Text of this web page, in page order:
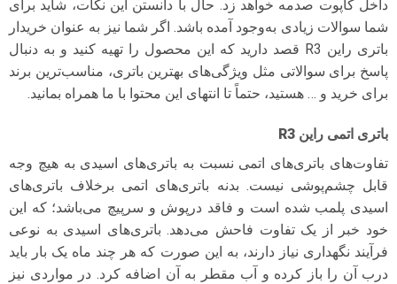
داخل کاپوت صدمه خواهد زد. حال با دانستن این نکات، شاید برای
شما سوالات زیادی به‌وجود آمده باشد. اگر شما نیز به عنوان خریدار
باتری راین R3 قصد دارید که این محصول را تهیه کنید و به دنبال
پاسخ برای سوالاتی مثل ویژگی‌های بهترین باتری، مناسب‌ترین برند
برای خرید و … هستید، حتماً تا انتهای این محتوا با ما همراه بمانید.
باتری اتمی راین R3
تفاوت‌های باتری‌های اتمی نسبت به باتری‌های اسیدی به هیچ وجه
قابل چشم‌پوشی نیست. بدنه باتری‌های اتمی برخلاف باتری‌های
اسیدی پلمب شده است و فاقد درپوش و سرپیچ می‌باشد؛ که این
خود خبر از یک تفاوت فاحش می‌دهد. باتری‌های اسیدی به نوعی
فرآیند نگهداری نیاز دارند، به این صورت که هر چند ماه یک بار باید
درب آن را باز کرده و آب مقطر به آن اضافه کرد. در مواردی نیز